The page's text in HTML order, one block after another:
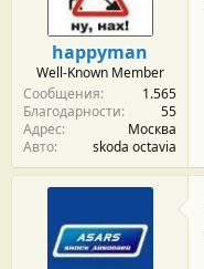
happyman
Well-Known Member
Сообщения
1.565
Благодарности
55
Адрес
Москва
Авто
skoda octavia